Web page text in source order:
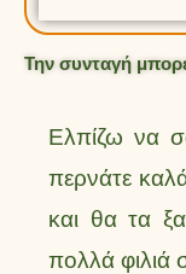
Την συνταγή
Ελπίζω να
περνάτε
και θα τα
πολλά φιλιά